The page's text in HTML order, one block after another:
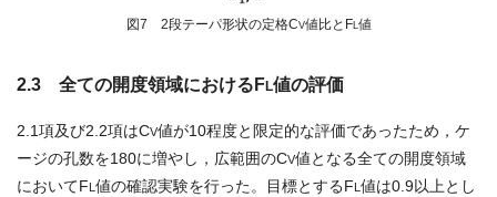
図7 2段テーパ形状の定格CV値比とFL 値
2.3 全ての開度領域におけるFL値の評価
2.1項及び2.2項はCV値が10程度と限定的な評価であったため，ケ
ージの孔数を180に増やし，広範囲のCV値となる全ての開度領域
においてFL 値の確認実験を行った。目標とするFL 値は0.9以上とし